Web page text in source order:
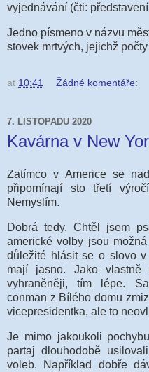
vyjednávání (čti:
Jedno písmeno v názvu
stovek mrtvých, jejichž
at 10:41 Žádné komentáře:
7. LISTOPADU 2020
Kavárna v New
Zatímco v Americe se
připomínají sto třetí
Nemyslím.
Dobrá tedy. Chtěl jsem
americké volby jsou
důležité hlásit se o slovo
mají jasno. Jako
vyhraněněji, tím lépe.
conman z Bílého domu
vicepresidentka, ale to
Je mimo jakoukoli
partaj dlouhodobě
voleb. Například dobře